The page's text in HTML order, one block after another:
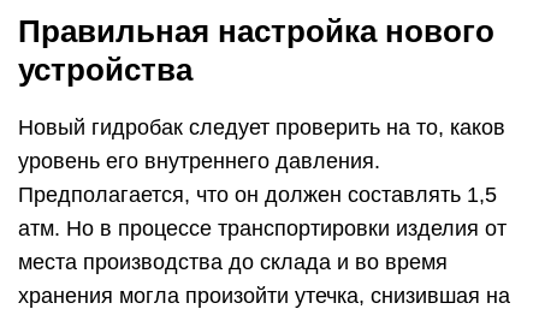
Правильная настройка нового
устройства
Новый гидробак следует проверить на то, каков
уровень его внутреннего давления.
Предполагается, что он должен составлять 1,5
атм. Но в процессе транспортировки изделия от
места производства до склада и во время
хранения могла произойти утечка, снизившая на